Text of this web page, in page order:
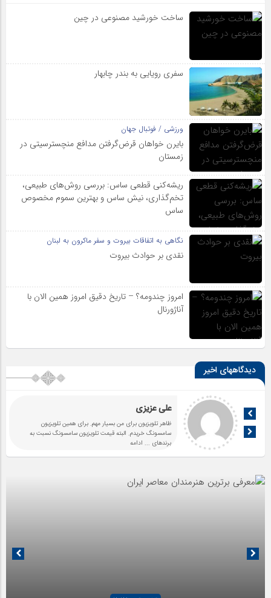
ساخت خورشید مصنوعی در چین
سفری رویایی به بندر چابهار
ورزشی / فوتبال جهان
بایرن خواهان قرض‌گرفتن مدافع منچسترسیتی در
زمستان
ریشه‌کنی قطعی ساس: بررسی روش‌های طبیعی،
تخم‌گذاری، نیش ساس و بهترین سموم مخصوص
ساس
نگاهی به اتفاقات بیروت و سفر ماکرون به لبنان
نقدی بر حوادث بیروت
امروز چندومه؟ – تاریخ دقیق امروز همین الان با
آناژورنال
دیدگاههای اخیر
علی عزیزی
ظاهر تلویزیون برای من بسیار مهم. برای همین تلویزیون
سامسونگ خریدم. البته قیمت تلویزیون سامسونگ نسبت به
برندهای ... ادامه